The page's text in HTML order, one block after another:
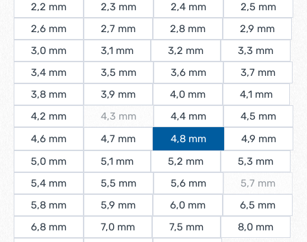
2,2 mm
2,3 mm 2,4 mm
2,5 mm
2,6 mm
2,7 mm 2,8 mm
2,9 mm
3,0 mm
3,1 mm 3,2 mm
3,3 mm
3,4 mm
3,5 mm 3,6 mm
3,7 mm
3,8 mm
3,9 mm 4,0 mm
4,1 mm
4,2 mm
4,3 mm
(Diese Option ist zurzeit nicht verfügbar.)
4,4 mm
4,5 mm
4,6 mm
4,7 mm 4,8 mm
4,9 mm
5,0 mm
5,1 mm 5,2 mm
5,3 mm
5,4 mm
5,5 mm 5,6 mm 5,7 mm
5,8 mm 5,9 mm 6,0 mm
6,5 mm
6,8 mm
7,0 mm 7,5 mm
8,0 mm